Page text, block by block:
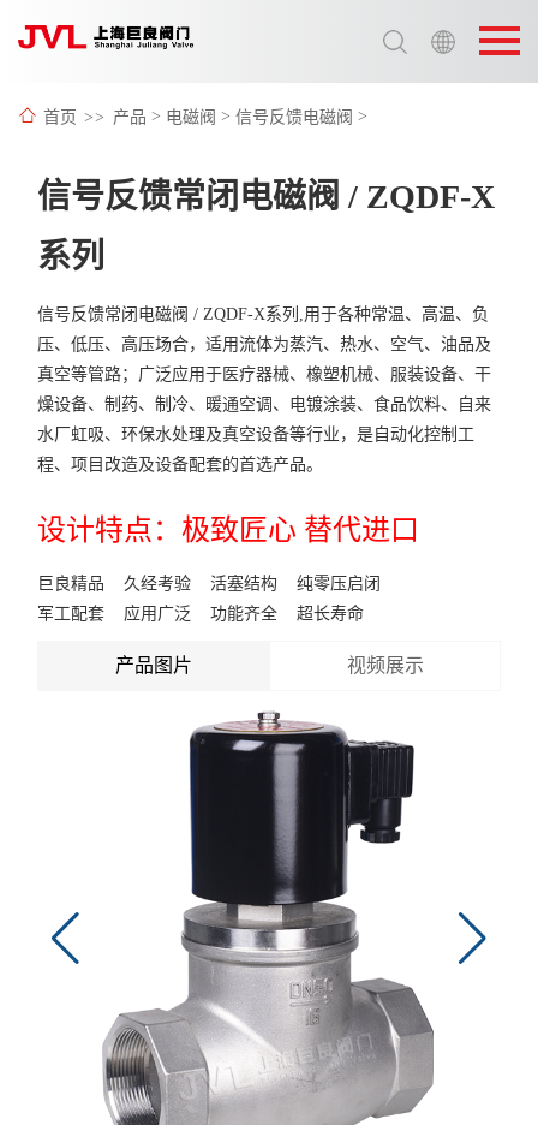
选择语言:
英语 / English
首页 >> 产品 > 电磁阀 > 信号反馈电磁阀 >
信号反馈常闭电磁阀 / ZQDF-X
系列
信号反馈常闭电磁阀 / ZQDF-X系列,用于各种常温、高温、负
压、低压、高压场合，适用流体为蒸汽、热水、空气、油品及
真空等管路；广泛应用于医疗器械、橡塑机械、服装设备、干
燥设备、制药、制冷、暖通空调、电镀涂装、食品饮料、自来
水厂虹吸、环保水处理及真空设备等行业，是自动化控制工
程、项目改造及设备配套的首选产品。
设计特点：极致匠心 替代进口
巨良精品 久经考验 活塞结构 纯零压启闭
军工配套 应用广泛 功能齐全 超长寿命
产品图片 视频展示